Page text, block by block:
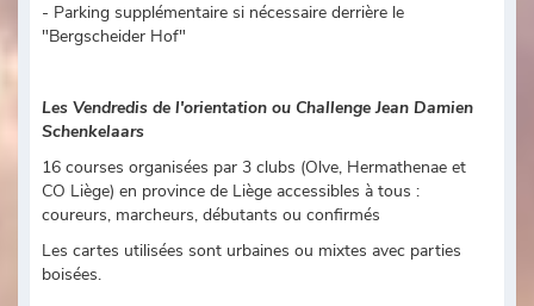
- Parking supplémentaire si nécessaire derrière le
"Bergscheider Hof"
Les Vendredis de l'orientation ou Challenge Jean Damien
Schenkelaars
16 courses organisées par 3 clubs (Olve, Hermathenae et
CO Liège) en province de Liège accessibles à tous :
coureurs, marcheurs, débutants ou confirmés
Les cartes utilisées sont urbaines ou mixtes avec parties
boisées.